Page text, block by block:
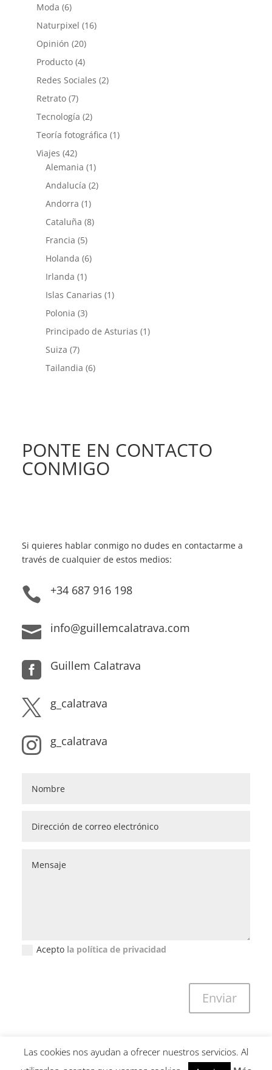
Moda (6)
Naturpixel (16)
Opinión (20)
Producto(4)
Redes Sociales (2)
Retrato(7)
Tecnología (2)
Teoría fotográfica (1)
Viajes (42)
Alemania (1)
Andalucía (2)
Andorra (1)
Cataluña (8)
Francia (5)
Holanda (6)
Irlanda (1)
Islas Canarias (1)
Polonia (3)
Principado de Asturias (1)
Suiza (7)
Tailandia (6)
PONTE EN CONTACTO
CONMIGO
Si quieres hablar conmigo no dudes en contactarme a
través de cualquier de estos medios:
 +34 687 916 198
 info@guillemcalatrava.com
 Guillem Calatrava
 g_calatrava
 g_calatrava
Política de privacidad (GDPR)
Acepto la política de privacidad
Enviar
Las cookies nos ayudan a ofrecer nuestros servicios. Al